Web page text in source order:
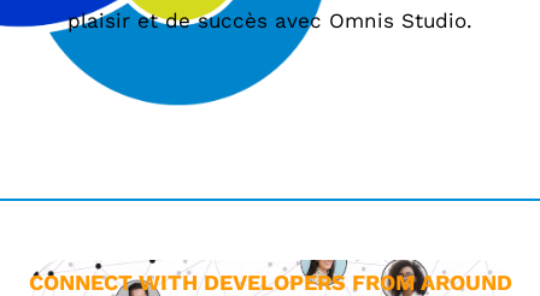
plaisir et de succès avec Omnis Studio.
CONNECT WITH DEVELOPERS FROM AROUND